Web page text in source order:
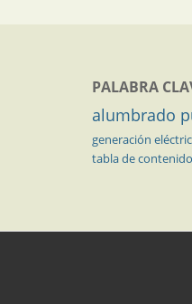
PALABRA
alumbrado
generación
tabla de